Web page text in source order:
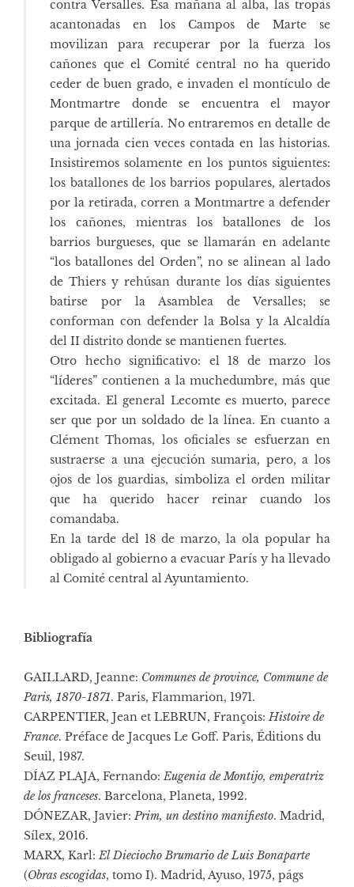
contra Versalles. Esa mañana al alba, las tropas
acantonadas en los Campos de Marte se
movilizan para recuperar por la fuerza los
cañones que el Comité central no ha querido
ceder de buen grado, e invaden el montículo de
Montmartre donde se encuentra el mayor
parque de artillería. No entraremos en detalle de
una jornada cien veces contada en las historias.
Insistiremos solamente en los puntos siguientes:
los batallones de los barrios populares, alertados
por la retirada, corren a Montmartre a defender
los cañones, mientras los batallones de los
barrios burgueses, que se llamarán en adelante
“los batallones del Orden”, no se alinean al lado
de Thiers y rehúsan durante los días siguientes
batirse por la Asamblea de Versalles; se
conforman con defender la Bolsa y la Alcaldía
del II distrito donde se mantienen fuertes.
Otro hecho significativo: el 18 de marzo los
“líderes” contienen a la muchedumbre, más que
excitada. El general Lecomte es muerto, parece
ser que por un soldado de la línea. En cuanto a
Clément Thomas, los oficiales se esfuerzan en
sustraerse a una ejecución sumaria, pero, a los
ojos de los guardias, simboliza el orden militar
que ha querido hacer reinar cuando los
comandaba.
En la tarde del 18 de marzo, la ola popular ha
obligado al gobierno a evacuar París y ha llevado
al Comité central al Ayuntamiento.
Bibliografía
GAILLARD, Jeanne: Communes de province, Commune de
Paris, 1870-1871. Paris, Flammarion, 1971.
CARPENTIER, Jean et LEBRUN, François:Histoire de
France. Préface de Jacques Le Goff. Paris, Éditions du
Seuil, 1987.
DÍAZ PLAJA, Fernando:Eugenia de Montijo, emperatriz
de los franceses. Barcelona, Planeta, 1992.
DÓNEZAR, Javier: Prim, un destino manifiesto. Madrid,
Sílex, 2016.
MARX, Karl:El Dieciocho Brumario de Luis Bonaparte
(Obras escogidas, tomo I). Madrid, Ayuso, 1975, págs